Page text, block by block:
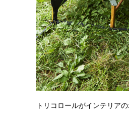
トリコロールがインテリアの